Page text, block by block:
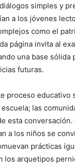
simples y
a los jóvenes
como el
página invita al
una base sólida
futuras.
proceso educativo
las
esta conversación.
a los niños se
prácticas
los arquetipos